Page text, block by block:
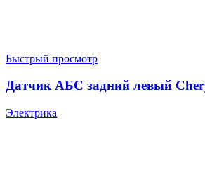
Быстрый просмотр
Датчик АБС задний левый
Электрика